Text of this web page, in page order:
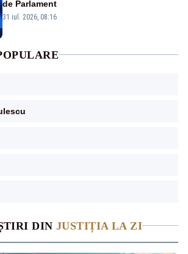
DIN JUSTIȚIA LA ZI
de Parlament
31 iul. 2026, 08:16